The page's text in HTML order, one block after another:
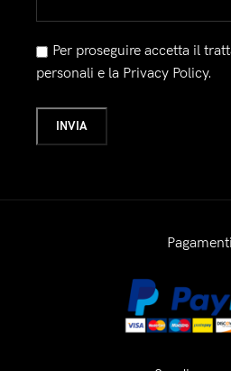
Per proseguire accetta il
personali e la Privacy Policy.